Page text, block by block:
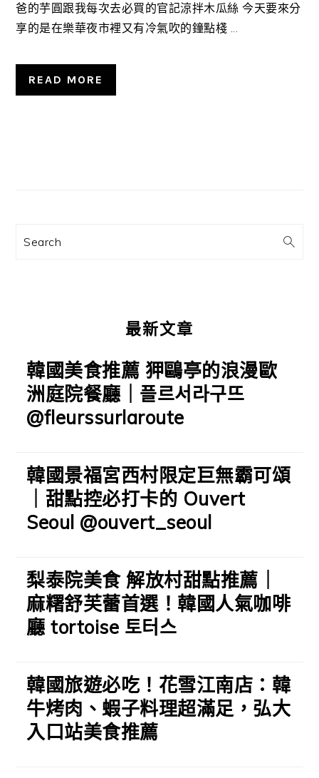
爸的芋圓跟我每次去必買的官記涼拌木瓜絲 今天要來分
享的是在樂華夜市裡又有冷氣吹的鐘點棧 ...
READ MORE
訊
Search
最新文章
韓國美食推薦 狎鷗亭的浪漫歐
洲庭院餐廳｜플르서라구뜨
@fleurssurlaroute
韓國景福宮西村限定巨無霸可頌
｜甜點控必打卡的 Ouvert
Seoul @ouvert_seoul
梨泰院美食 解放村甜點推薦｜
麻糬舒芙蕾首選！韓國人氣咖啡
廳 tortoise 토터스
韓國旅遊必吃！花雪江南店：韓
牛烤肉、蝦子料理超滿足，弘大
入口站美食推薦